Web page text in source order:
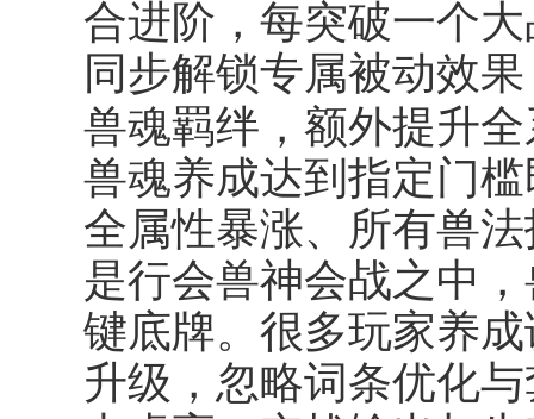
合进阶，每突破一个
同步解锁专属被动效
兽魂羁绊 ，额外提升
兽魂养成达到指定门
全属性暴涨、所有兽
是行会兽神会战之中
键底牌。很多玩家养
升级，忽略词条优化